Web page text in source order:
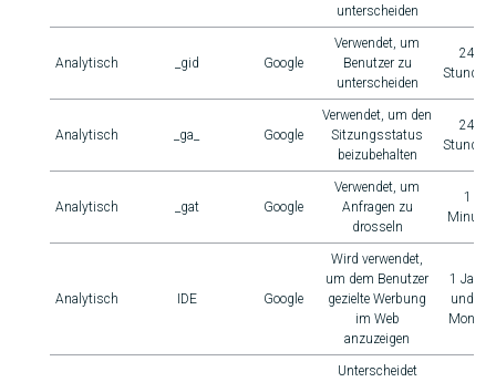
unterscheiden
Analytisch _gid Google
Verwendet, um
Benutzer zu
unterscheiden
24
Stunden
Analytisch _ga_ Google
Verwendet, um den
Sitzungsstatus
beizubehalten
24
Stunden
Analytisch _gat Google
Verwendet, um
Anfragen zu
drosseln
1
Minute
Analytisch IDE Google
Wird verwendet,
um dem Benutzer
gezielte Werbung
im Web
anzuzeigen
1 Jahr
und 1
Monat
Unterscheidet